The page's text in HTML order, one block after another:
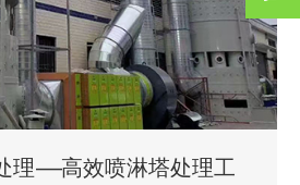
理——高效喷淋塔处理工